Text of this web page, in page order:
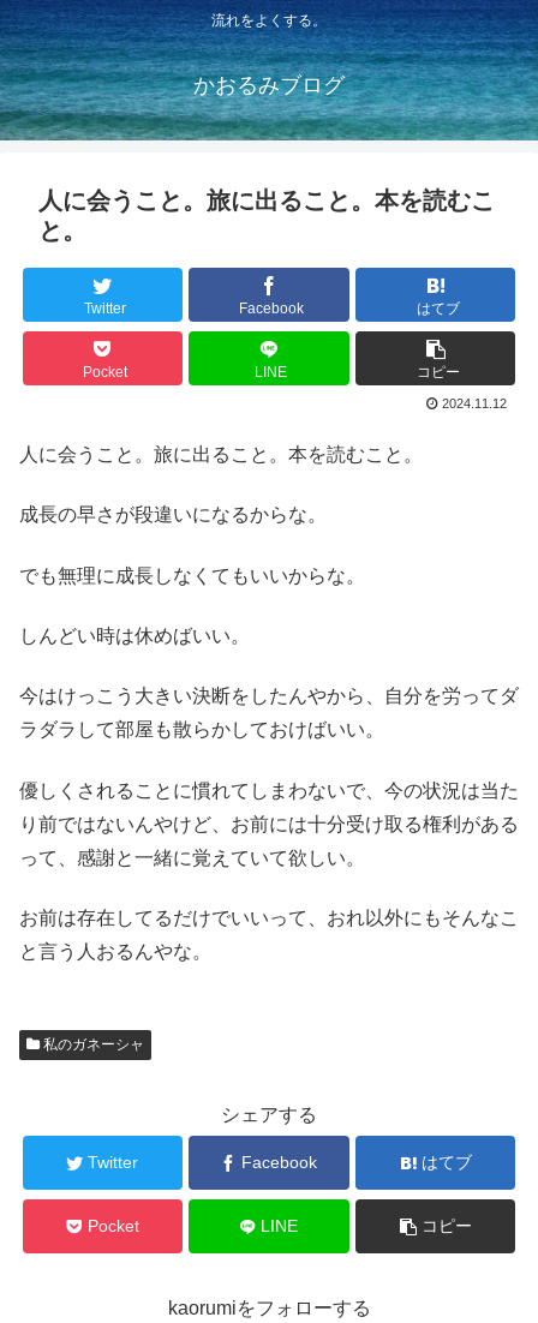
流れをよくする。
かおるみブログ
人に会うこと。旅に出ること。本を読むこ
と。
Twitter Facebook はてブ
Pocket LINE コピー
2024.11.12
人に会うこと。旅に出ること。本を読むこと。
成長の早さが段違いになるからな。
でも無理に成長しなくてもいいからな。
しんどい時は休めばいい。
今はけっこう大きい決断をしたんやから、自分を労ってダ
ラダラして部屋も散らかしておけばいい。
優しくされることに慣れてしまわないで、今の状況は当た
り前ではないんやけど、お前には十分受け取る権利がある
って、感謝と一緒に覚えていて欲しい。
お前は存在してるだけでいいって、おれ以外にもそんなこ
と言う人おるんやな。
私のガネーシャ
シェアする
Twitter Facebook はてブ
Pocket LINE コピー
kaorumiをフォローする